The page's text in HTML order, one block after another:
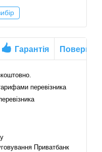
Гарантія
перевізника
Приватбанк